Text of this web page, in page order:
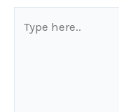
here..